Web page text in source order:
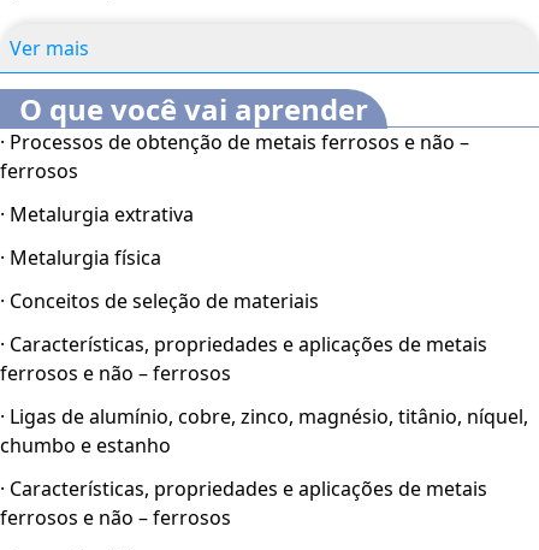
Ver mais
O que você vai aprender
· Processos de obtenção de metais ferrosos e não –
ferrosos
· Metalurgia extrativa
· Metalurgia física
· Conceitos de seleção de materiais
· Características, propriedades e aplicações de metais
ferrosos e não – ferrosos
· Ligas de alumínio, cobre, zinco, magnésio, titânio, níquel,
chumbo e estanho
· Características, propriedades e aplicações de metais
ferrosos e não – ferrosos